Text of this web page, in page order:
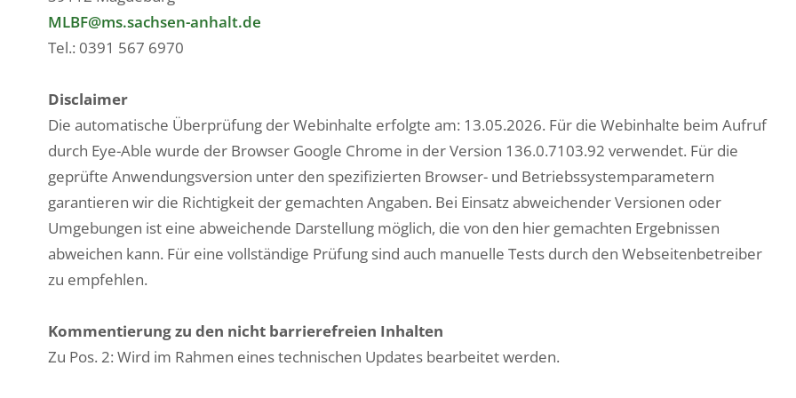
MLBF@ms.sachsen-​anhalt.de
Tel.: 0391 567 6970
Disclaimer
Die automatische Überprüfung der Webinhalte erfolgte am: 13.05.2026. Für die Webinhalte beim Aufruf
durch Eye-Able wurde der Browser Google Chrome in der Version 136.0.7103.92 verwendet. Für die
geprüfte Anwendungsversion unter den spezifizierten Browser- und Betriebssystemparametern
garantieren wir die Richtigkeit der gemachten Angaben. Bei Einsatz abweichender Versionen oder
Umgebungen ist eine abweichende Darstellung möglich, die von den hier gemachten Ergebnissen
abweichen kann. Für eine vollständige Prüfung sind auch manuelle Tests durch den Webseitenbetreiber
zu empfehlen.
Kommentierung zu den nicht barrierefreien Inhalten
Zu Pos. 2: Wird im Rahmen eines technischen Updates bearbeitet werden.